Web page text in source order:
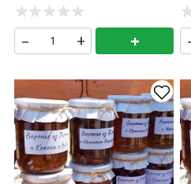
из персика и Амаретто
+ +